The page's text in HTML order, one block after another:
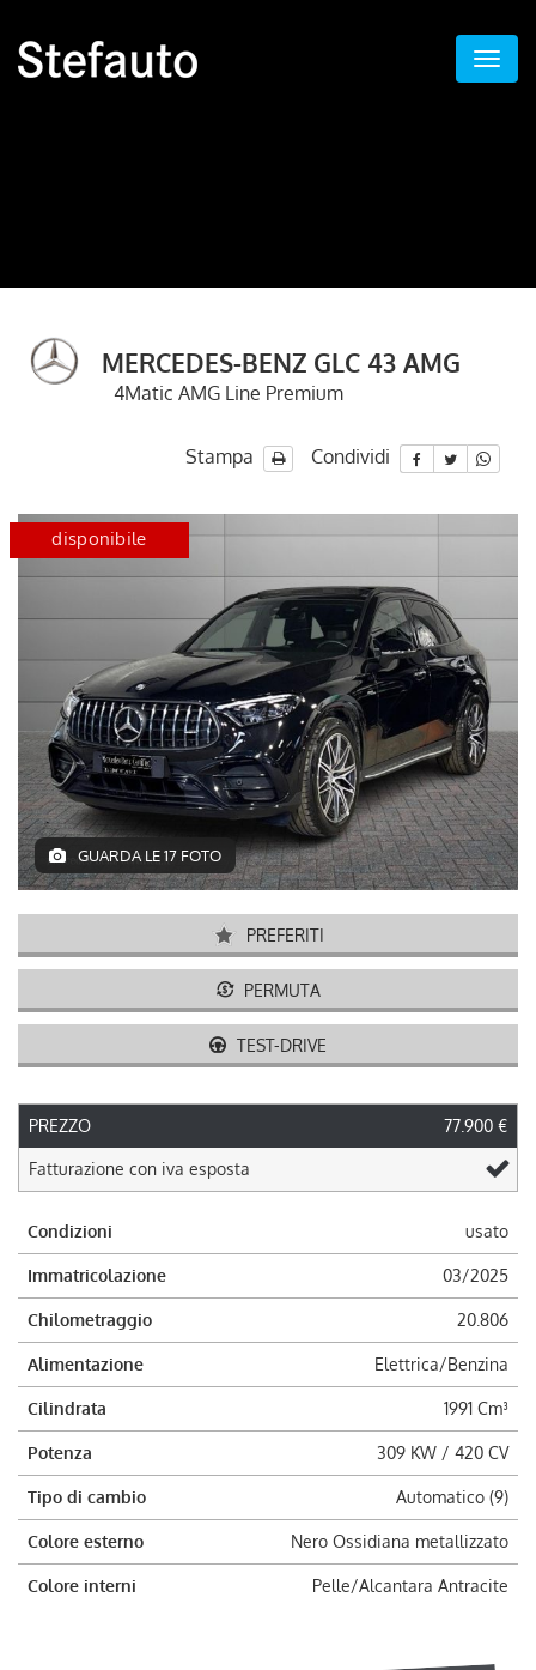
MERCEDES-BENZ GLC 43 AMG
4Matic AMG Line Premium
Stampa Condividi
certified
GUARDA LE 17 FOTO
PREFERITI
PERMUTA
TEST-DRIVE
PREZZO 77.900 €
Fatturazione con iva esposta
Condizioni usato
Immatricolazione 03/2025
Chilometraggio 20.806
Alimentazione Elettrica/Benzina
Cilindrata 1991 Cm³
Potenza 309 KW / 420 CV
Tipo di cambio Automatico (9)
Colore esterno Nero Ossidiana metallizzato
Colore interni Pelle/Alcantara Antracite